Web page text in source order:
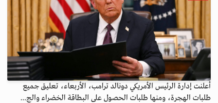
أعلنت إدارة الرئيس الأمريكي دونالد ترامب، الأربعاء، تعليق جميع
طلبات الهجرة، ومنها طلبات الحصول على البطاقة الخضراء والج...